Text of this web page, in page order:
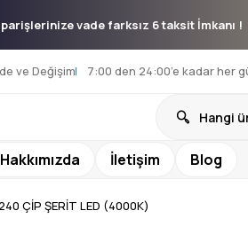
siparişlerinize vade farksız 6 taksit
ve Değişim 7:00 den 24:00’e kadar her
Hakkımızda İletişim Blog
240 ÇİP ŞERİT LED (4000K)